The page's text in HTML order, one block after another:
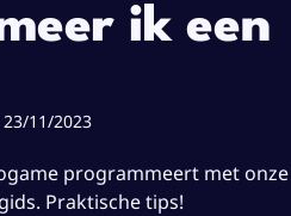
ik een
23/11/2023
programmeert met onze
Praktische tips!